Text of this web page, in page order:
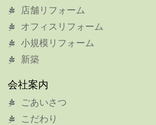
店舗リフォーム
オフィスリフォーム
小規模リフォーム
新築
会社案内
ごあいさつ
こだわり